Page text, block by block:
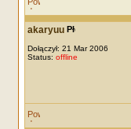
akaryuu
Dołączył: 21 Mar 2006
Status: offline